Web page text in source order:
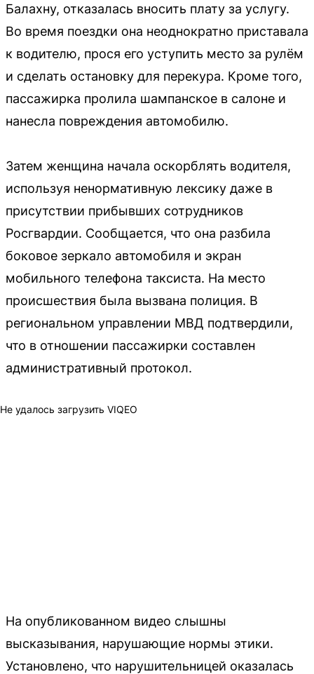
Балахну, отказалась вносить плату за услугу.
Во время поездки она неоднократно приставала
к водителю, прося его уступить место за рулём
и сделать остановку для перекура. Кроме того,
пассажирка пролила шампанское в салоне и
нанесла повреждения автомобилю.
Затем женщина начала оскорблять водителя,
используя ненормативную лексику даже в
присутствии прибывших сотрудников
Росгвардии. Сообщается, что она разбила
боковое зеркало автомобиля и экран
мобильного телефона таксиста. На место
происшествия была вызвана полиция. В
региональном управлении МВД подтвердили,
что в отношении пассажирки составлен
административный протокол.
Не удалось загрузить VIQEO
На опубликованном видео слышны
высказывания, нарушающие нормы этики.
Установлено, что нарушительницей оказалась